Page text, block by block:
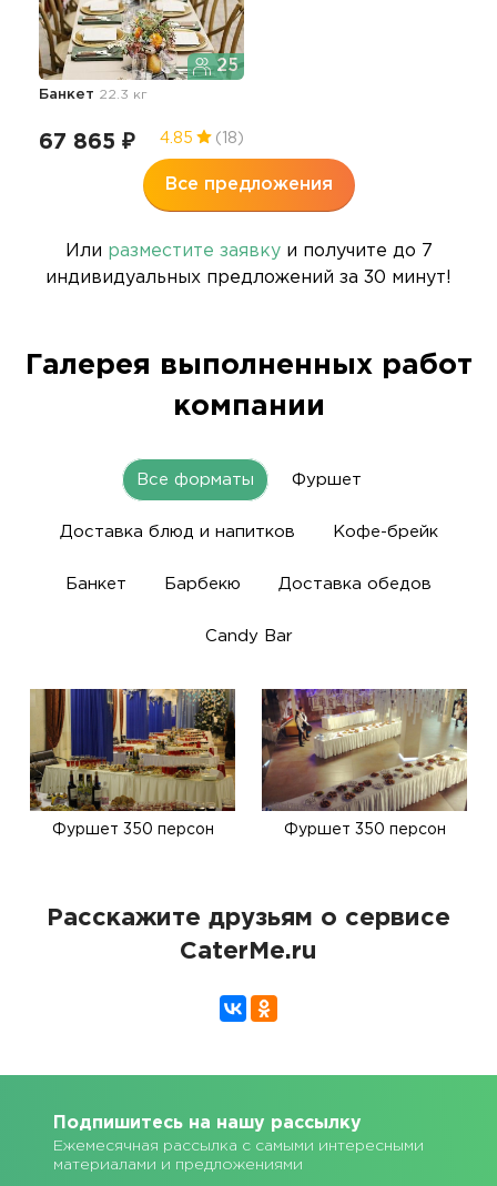
25
Банкет 22.3 кг
67 865 ₽ 4.85 (18)
Все предложения
Или разместите заявкуи получите до 7
индивидуальных предложений за 30 минут!
Галерея выполненных работ
компании
Все форматы Фуршет
Доставка блюд и напитков Кофе-брейк
Банкет Барбекю Доставка обедов
Candy Bar
Фуршет 350 персон Фуршет 350 персон
Расскажите друзьям о сервисе
CaterMe.ru
Подпишитесь на нашу рассылку
Ежемесячная рассылка с самыми интересными
материалами и предложениями